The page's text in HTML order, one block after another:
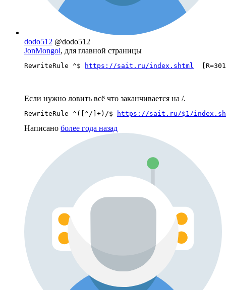
dodo512 @dodo512
JonMongol, для главной страницы
RewriteRule ^$ https://sait.ru/index.shtml
Если нужно ловить всё что заканчивается на /.
RewriteRule ^([^/]+)/$ https://sait.ru/$1/
Написано более года назад